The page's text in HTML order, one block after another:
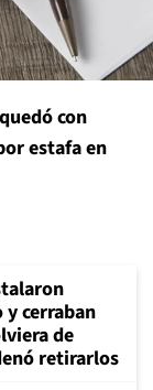
quedó con
estafa en
cerraban
de
retirarlos